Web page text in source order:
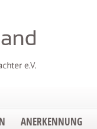
ANERKENNUNG